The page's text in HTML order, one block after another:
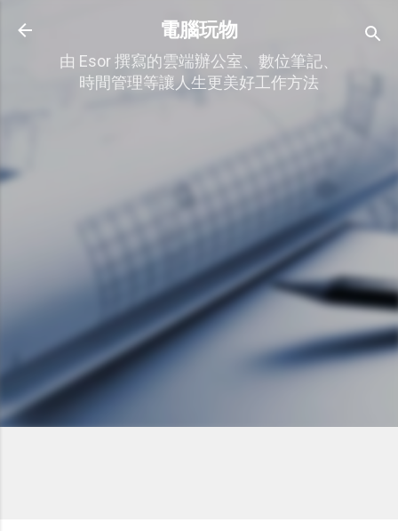
跳到主要內容
電腦玩物
由 Esor 撰寫的雲端辦公室、數位筆記、
時間管理等讓人生更美好工作方法